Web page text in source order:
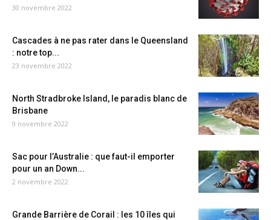
30 novembre 2022
Cascades à ne pas rater dans le Queensland
: notre top...
23 novembre 2022
North Stradbroke Island, le paradis blanc de
Brisbane
9 novembre 2022
Sac pour l’Australie : que faut-il emporter
pour un an Down...
2 novembre 2022
Grande Barrière de Corail : les 10 îles qui